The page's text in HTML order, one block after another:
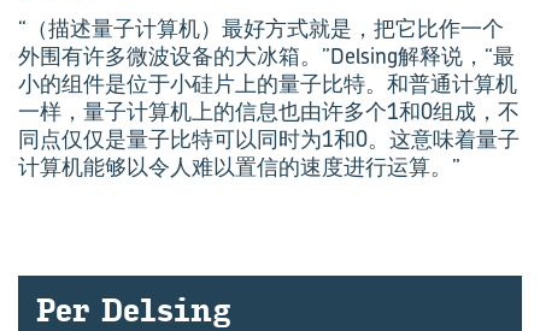
“（描述量子计算机）最好方式就是，把它比作一个
外围有许多微波设备的大冰箱。”Delsing解释说，“最
小的组件是位于小硅片上的量子比特。和普通计算机
一样，量子计算机上的信息也由许多个1和0组成，不
同点仅仅是量子比特可以同时为1和0。这意味着量子
计算机能够以令人难以置信的速度进行运算。”
Per Delsing